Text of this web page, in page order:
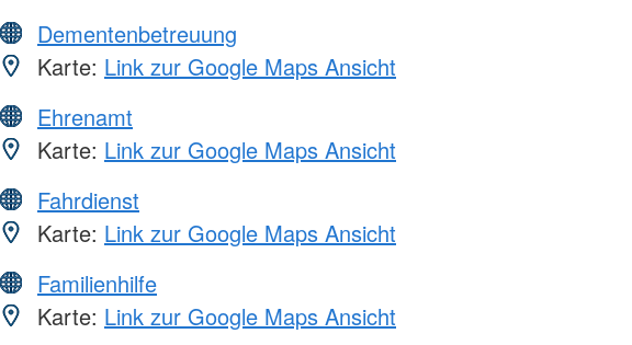
Dementenbetreuung
Karte: Link zur Google Maps Ansicht
Ehrenamt
Karte: Link zur Google Maps Ansicht
Fahrdienst
Karte: Link zur Google Maps Ansicht
Familienhilfe
Karte: Link zur Google Maps Ansicht